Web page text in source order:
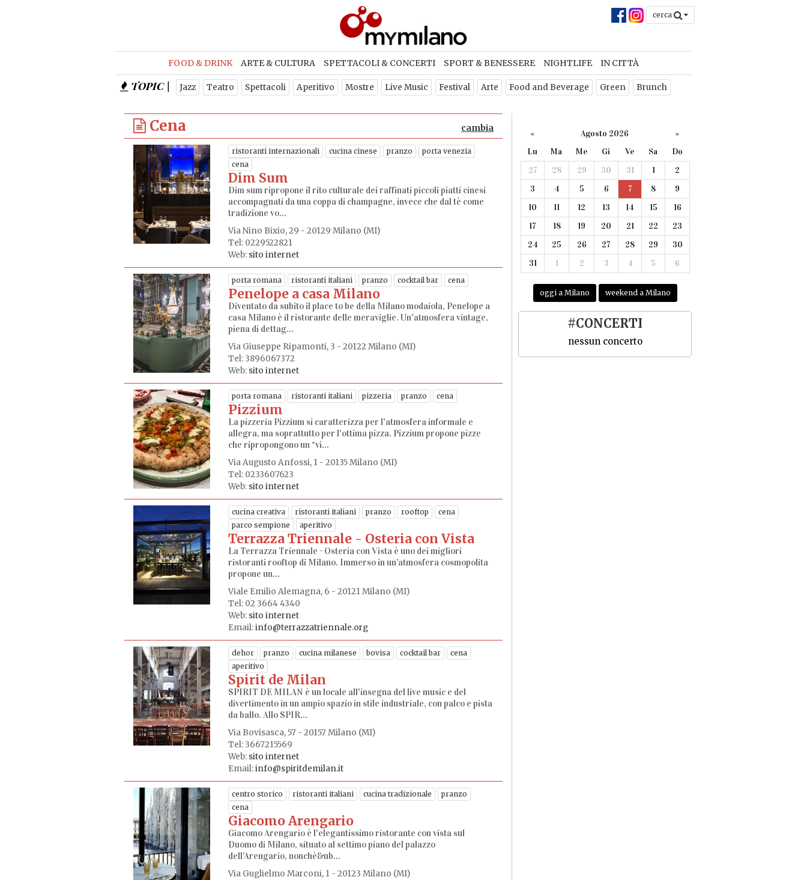
cerca
FOOD & DRINK ARTE & CULTURA SPETTACOLI & CONCERTI SPORT & BENESSERE NIGHTLIFE IN CITTÀ
TOPIC | Jazz Teatro Spettacoli Aperitivo Mostre Live Music Festival Arte Food and Beverage Green Brunch
Cena cambia
ristoranti internazionali cucina cinese pranzo
porta venezia
cena
Dim Sum
Dim sum ripropone il rito culturale dei raffinati piccoli piatti cinesi
accompagnati da una coppa di champagne, invece che dal tè come
tradizione vo...
Via Nino Bixio, 29 - 20129 Milano (MI)
Tel: 0229522821
Web: sito internet
porta romana ristoranti italiani pranzo cocktail bar cena
Penelope a casa Milano
Diventato da subito il place to be della Milano modaiola, Penelope a
casa Milano è il ristorante delle meraviglie. Un'atmosfera vintage,
piena di dettag...
Via Giuseppe Ripamonti, 3 - 20122 Milano (MI)
Tel: 3896067372
Web: sito internet
porta romana ristoranti italiani pizzeria pranzo cena
Pizzium
La pizzeria Pizzium si caratterizza per l'atmosfera informale e
allegra, ma soprattutto per l'ottima pizza. Pizzium propone pizze
che ripropongono un “vi...
Via Augusto Anfossi, 1 - 20135 Milano (MI)
Tel: 0233607623
Web: sito internet
cucina creativa ristoranti italiani pranzo rooftop
cena
parco sempione
aperitivo
Terrazza Triennale - Osteria con Vista
La Terrazza Triennale - Osteria con Vista è uno dei migliori
ristoranti rooftop di Milano. Immerso in un’atmosfera cosmopolita
propone un...
Viale Emilio Alemagna, 6 - 20121 Milano (MI)
Tel: 02 3664 4340
Web: sito internet
Email:info@terrazzatriennale.org
dehor pranzo cucina milanese bovisa cocktail bar
cena
aperitivo
Spirit de Milan
SPIRIT DE MILAN è un locale all'insegna del live music e del
divertimento in un ampio spazio in stile industriale, con palco e pista
da ballo. Allo SPIR...
Via Bovisasca, 57 - 20157 Milano (MI)
Tel: 3667215569
Web: sito internet
Email:info@spiritdemilan.it
centro storico ristoranti italiani cucina tradizionale
pranzo
cena
Giacomo Arengario
Giacomo Arengario è l'elegantissimo ristorante con vista sul
Duomo di Milano, situato al settimo piano del palazzo
dell’Arengario, nonchè&nb...
Via Guglielmo Marconi, 1 - 20123 Milano (MI)
« Agosto 2026
»
Lu
Ma Me Gi Ve Sa
Do
27
28 29 30 31 1
2
3
4 5 6 7 8
9
10
11 12 13 14 15
16
17
18 19 20 21 22
23
24
25 26 27 28 29
30
31
1 2 3 4 5 6
oggi a Milano weekend a Milano
#CONCERTI
nessun concerto